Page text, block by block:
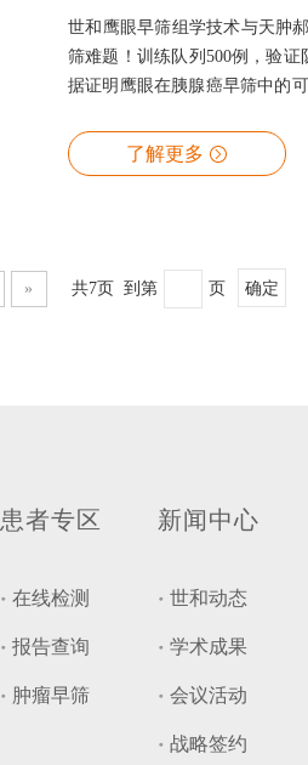
世和鹰眼早筛组学技术与天肿
筛难题！训练队列500例，验证
据证明鹰眼在胰腺癌早筛中的
证。
了解更多
» 共7页 到第 页 确定
患者专区
在线检测
报告查询
肿瘤早筛
新闻中心
世和动态
学术成果
会议活动
战略签约